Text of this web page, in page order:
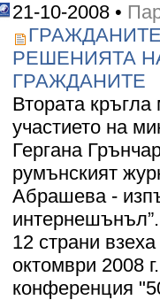
21-10-2008 •
РЕШЕНИЯТА
ГРАЖДАНИТЕ
Втората
участието на
Гергана
румънският
Абрашева -
12 страни
октомври 2008
конференция